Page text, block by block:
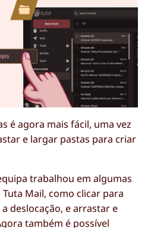
é agora mais fácil, uma vez
e largar pastas para criar
trabalhou em algumas
Mail, como clicar para
deslocação, e arrastar e
também é possível